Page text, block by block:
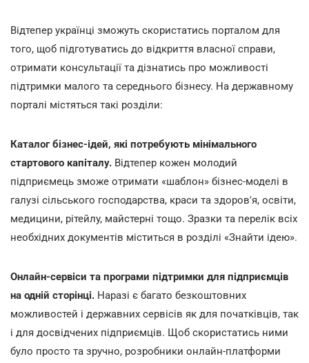
Відтепер українці зможуть скористатись порталом для
того, щоб підготуватись до відкриття власної справи,
отримати консультації та дізнатись про можливості
підтримки малого та середнього бізнесу. На державному
порталі містяться такі розділи:
Каталог бізнес-ідей, які потребують мінімального
стартового капіталу. Відтепер кожен молодий
підприємець зможе отримати «шаблон» бізнес-моделі в
галузі сільського господарства, краси та здоров'я, освіти,
медицини, рітейлу, майстерні тощо. Зразки та перелік всіх
необхідних документів міститься в розділі «Знайти ідею».
Онлайн-сервіси та програми підтримки для підприємців
на одній сторінці. Наразі є багато безкоштовних
можливостей і державних сервісів як для початківців, так
і для досвідчених підприємців. Щоб скористатись ними
було просто та зручно, розробники онлайн-платформи